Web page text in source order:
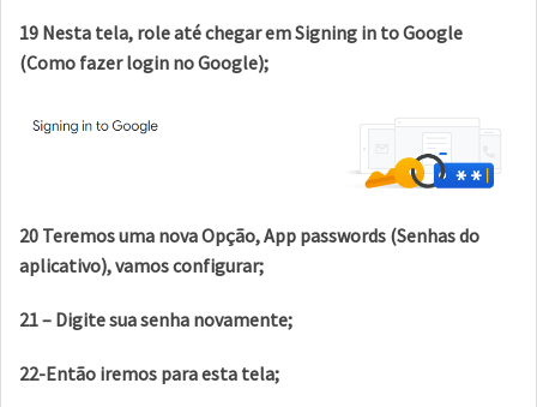
19 Nesta tela, role até chegar em Signing in to Google
(Como fazer login no Google);
20 Teremos uma nova Opção, App passwords (Senhas do
aplicativo), vamos configurar;
21 – Digite sua senha novamente;
22-Então iremos para esta tela;